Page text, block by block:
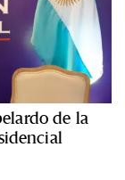
de la